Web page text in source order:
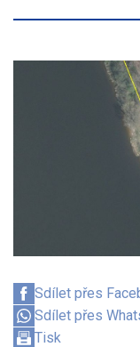
Sdílet přes
Sdílet přes
Tisk